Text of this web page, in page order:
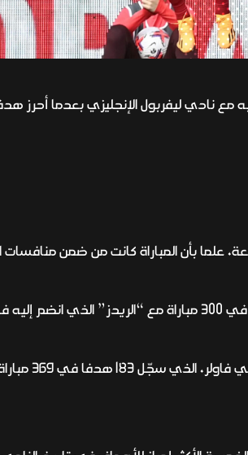
مع نادي ليفربول الإنجليزي بعدما أحرز
كانت من ضمن منافسات الجولة الـ34 في الدوري
حيث تخطى